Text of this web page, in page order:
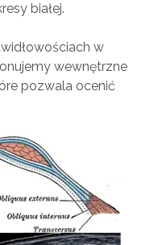
białej.
w
wewnętrzne
pozwala ocenić